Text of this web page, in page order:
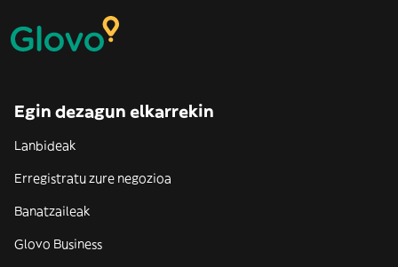
Egin dezagun elkarrekin
Lanbideak
Erregistratu zure negozioa
Banatzaileak
Glovo Business